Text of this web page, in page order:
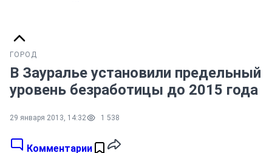
ГОРОД
В Зауралье установили предельный
уровень безработицы до 2015 года
29 января 2013, 14:32 1 538
Комментарии